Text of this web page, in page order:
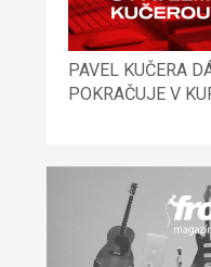
PAVEL KUČERA
POKRAČUJE V